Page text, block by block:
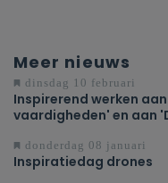
Meer nieuws
dinsdag 10 februari
Inspirerend werken
vaardigheden' en aan
donderdag 08 januari
Inspiratiedag drones